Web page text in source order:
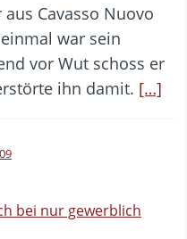
Cavasso Nuovo
war sein
vor Wut schoss er
ihn damit. […]
bei nur gewerblich